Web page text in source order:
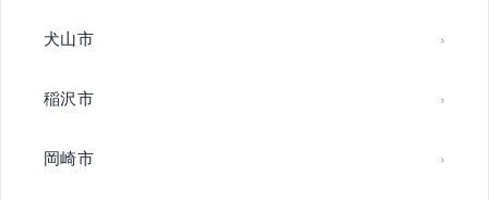
犬山市
稲沢市
岡崎市